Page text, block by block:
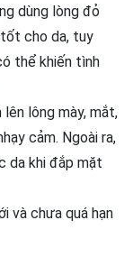
dùng lòng đỏ
cho da, tuy
thể khiến tình
lông mày, mắt,
cảm. Ngoài ra,
da khi đắp mặt
và chưa quá hạn